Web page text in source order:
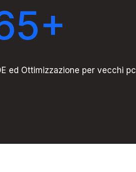
+
ed Ottimizzazione per vecchi pc